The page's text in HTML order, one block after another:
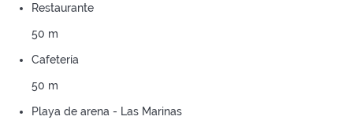
Restaurante
50 m
Cafetería
50 m
Playa de arena - Las Marinas